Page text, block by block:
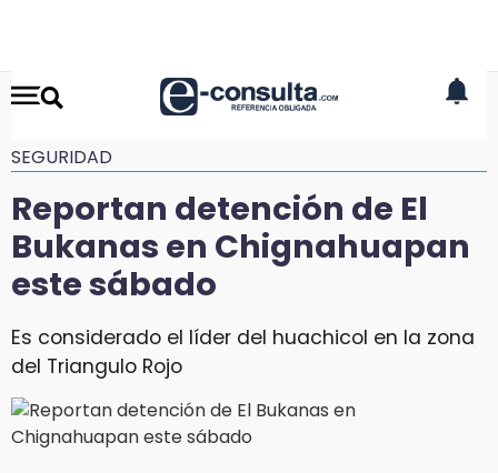
SEGURIDAD
Reportan detención de El
Bukanas en Chignahuapan
este sábado
Es considerado el líder del huachicol en la zona
del Triangulo Rojo